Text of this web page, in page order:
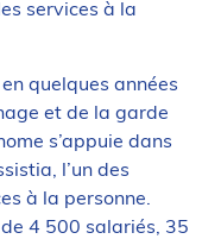
services à la
quelques années
et de la garde
s’appuie dans
l’un des
à la personne.
de 4 500 salariés, 35